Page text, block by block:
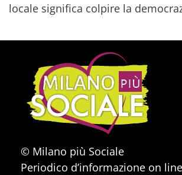
locale significa colpire la
© Milano più Sociale
Periodico d’informazione on line